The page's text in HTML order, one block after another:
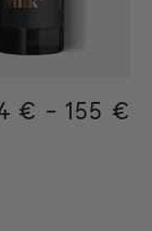
price
€ - 155 €
155€
34€